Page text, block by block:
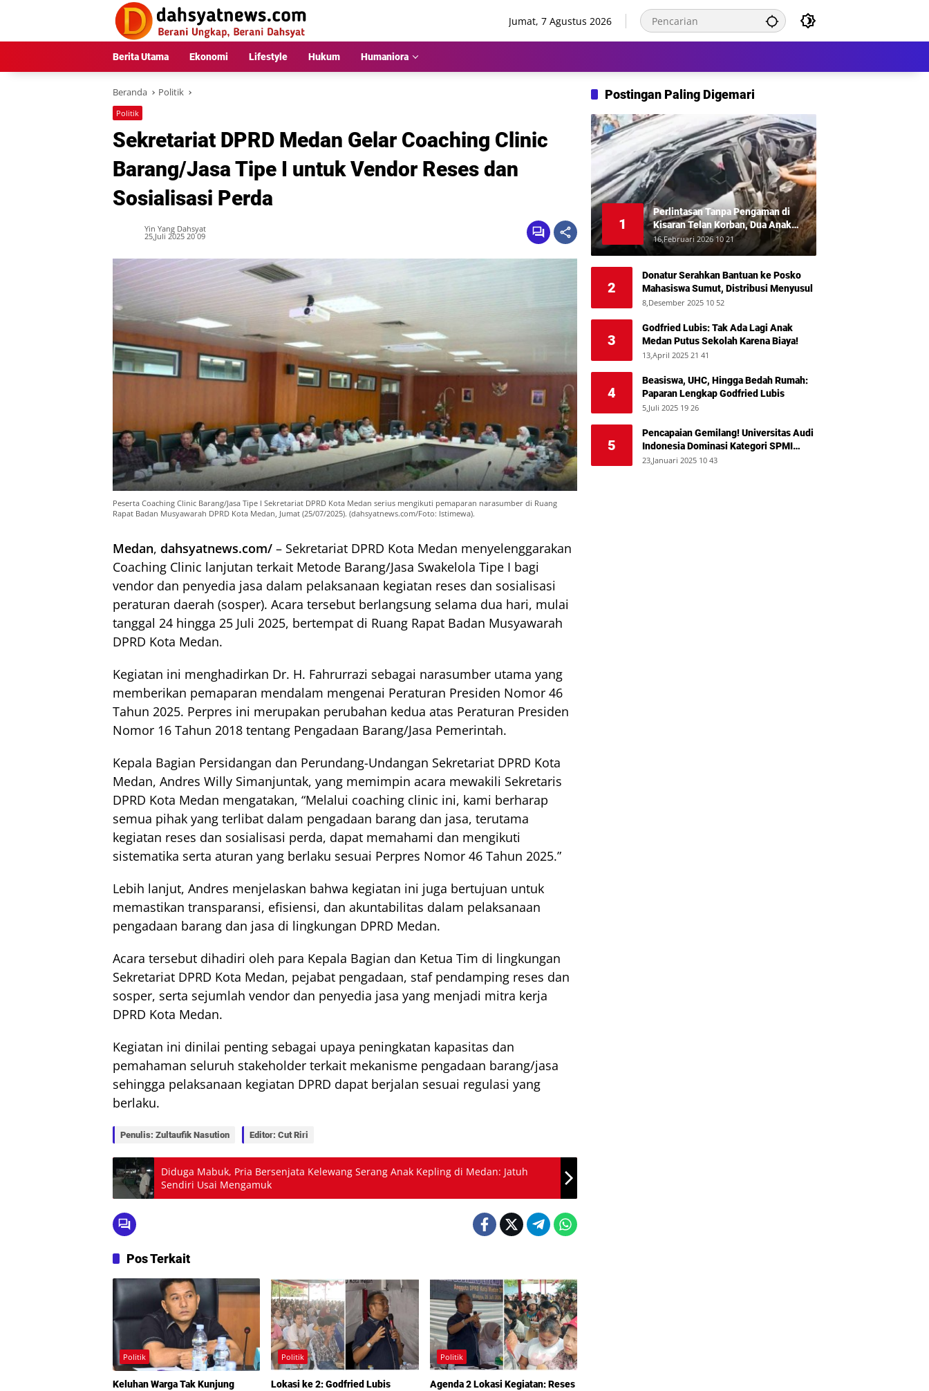
Jumat, 7 Agustus 2026
Berita Utama Ekonomi Lifestyle Hukum Humaniora
Beranda Politik
Politik
Sekretariat DPRD Medan Gelar Coaching Clinic
Barang/Jasa Tipe I untuk Vendor Reses dan
Sosialisasi Perda
Yin Yang Dahsyat
25,Juli 2025 20 09
Peserta Coaching Clinic Barang/Jasa Tipe I Sekretariat DPRD Kota Medan serius mengikuti pemaparan narasumber di Ruang
Rapat Badan Musyawarah DPRD Kota Medan, Jumat (25/07/2025). (dahsyatnews.com/Foto: Istimewa).
Medan, dahsyatnews.com/ – Sekretariat DPRD Kota Medan menyelenggarakan
Coaching Clinic lanjutan terkait Metode Barang/Jasa Swakelola Tipe I bagi
vendor dan penyedia jasa dalam pelaksanaan kegiatan reses dan sosialisasi
peraturan daerah (sosper). Acara tersebut berlangsung selama dua hari, mulai
tanggal 24 hingga 25 Juli 2025, bertempat di Ruang Rapat Badan Musyawarah
DPRD Kota Medan.
Kegiatan ini menghadirkan Dr. H. Fahrurrazi sebagai narasumber utama yang
memberikan pemaparan mendalam mengenai Peraturan Presiden Nomor 46
Tahun 2025. Perpres ini merupakan perubahan kedua atas Peraturan Presiden
Nomor 16 Tahun 2018 tentang Pengadaan Barang/Jasa Pemerintah.
Kepala Bagian Persidangan dan Perundang-Undangan Sekretariat DPRD Kota
Medan, Andres Willy Simanjuntak, yang memimpin acara mewakili Sekretaris
DPRD Kota Medan mengatakan, “Melalui coaching clinic ini, kami berharap
semua pihak yang terlibat dalam pengadaan barang dan jasa, terutama
kegiatan reses dan sosialisasi perda, dapat memahami dan mengikuti
sistematika serta aturan yang berlaku sesuai Perpres Nomor 46 Tahun 2025.”
Lebih lanjut, Andres menjelaskan bahwa kegiatan ini juga bertujuan untuk
memastikan transparansi, efisiensi, dan akuntabilitas dalam pelaksanaan
pengadaan barang dan jasa di lingkungan DPRD Medan.
Acara tersebut dihadiri oleh para Kepala Bagian dan Ketua Tim di lingkungan
Sekretariat DPRD Kota Medan, pejabat pengadaan, staf pendamping reses dan
sosper, serta sejumlah vendor dan penyedia jasa yang menjadi mitra kerja
DPRD Kota Medan.
Kegiatan ini dinilai penting sebagai upaya peningkatan kapasitas dan
pemahaman seluruh stakeholder terkait mekanisme pengadaan barang/jasa
sehingga pelaksanaan kegiatan DPRD dapat berjalan sesuai regulasi yang
berlaku.
Penulis: Zultaufik Nasution Editor: Cut Riri
Diduga Mabuk, Pria Bersenjata Kelewang Serang Anak Kepling di Medan: Jatuh
Sendiri Usai Mengamuk
Pos Terkait
Politik
Keluhan Warga Tak Kunjung
Politik
Lokasi ke 2: Godfried Lubis
Politik
Agenda 2 Lokasi Kegiatan: Reses
Postingan Paling Digemari
1
Perlintasan Tanpa Pengaman di
Kisaran Telan Korban, Dua Anak
Meninggal Disambar KA Putri Deli
16,Februari 2026 10 21
2
Donatur Serahkan Bantuan ke Posko
Mahasiswa Sumut, Distribusi Menyusul
8,Desember 2025 10 52
3
Godfried Lubis: Tak Ada Lagi Anak
Medan Putus Sekolah Karena Biaya!
13,April 2025 21 41
4
Beasiswa, UHC, Hingga Bedah Rumah:
Paparan Lengkap Godfried Lubis
5,Juli 2025 19 26
5
Pencapaian Gemilang! Universitas Audi
Indonesia Dominasi Kategori SPMI
Terbaik 2024
23,Januari 2025 10 43